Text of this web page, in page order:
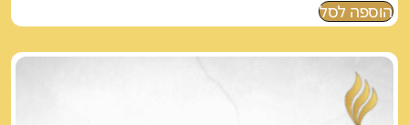
הוספה לסל